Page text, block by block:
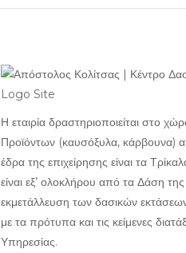
Η εταιρία δραστηριοποιείται στο
Προϊόντων (καυσόξυλα, κάρβουνα)
έδρα της επιχείρησης είναι τα
είναι εξ’ ολοκλήρου από τα Δάση
εκμετάλλευση των δασικών
με τα πρότυπα και τις κείμενες
Υπηρεσίας.